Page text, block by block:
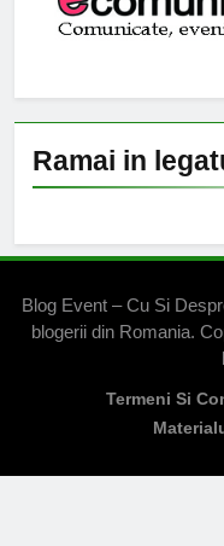
Ramai in
Blog Event – Cu Si
blogerii din Romania.
Termeni Si